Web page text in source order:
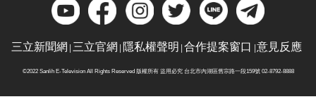
三立新聞網 三立官網 隱私權聲明 合作提案窗口 意見反應
©2022 Sanlih E-Television All Rights Reserved 版權所有 盜用必究 台北市內湖區舊宗路一段159號 02-8792-8888